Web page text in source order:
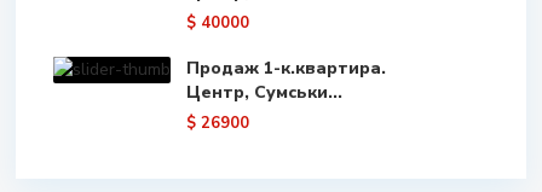
$ 40000
Продаж 1-к.квартира.
Центр, Сумськи...
$ 26900